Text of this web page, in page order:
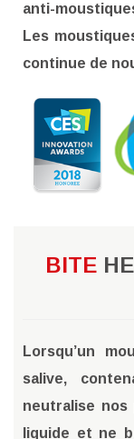
anti-
Les
continue de
BITE
Lorsqu’un
salive,
neutralise
liquide et ne